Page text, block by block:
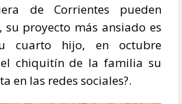
de Corrientes pueden
su proyecto más ansiado es
cuarto hijo, en octubre
chiquitín de la familia su
en las redes sociales?.